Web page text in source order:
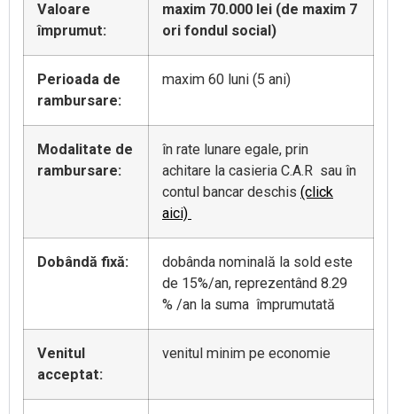
Valoare
împrumut:
maxim 70.000 lei (de maxim 7
ori fondul social)
Perioada de
rambursare:
maxim 60 luni (5 ani)
Modalitate de
rambursare:
în rate lunare egale, prin
achitare la casieria C.A.R sau în
contul bancar deschis (click
aici)
Dobândă fixă:
dobânda nominală la sold este
de 15%/an, reprezentând 8.29
% /an la suma împrumutată
Venitul
acceptat:
venitul minim pe economie